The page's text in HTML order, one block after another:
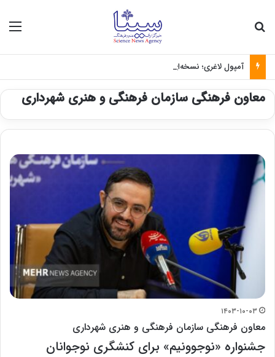
آمپول لاغری؛ نسخه‌ای که بدون تغذیه خطرناک می‌شود
معاون فرهنگی سازمان فرهنگی و هنری شهرداری
۱۴۰۳-۱۰-۰۳
معاون فرهنگی سازمان فرهنگی و هنری شهرداری
جشنواره «نوجوونیم» برای کنشگری نوجوانان